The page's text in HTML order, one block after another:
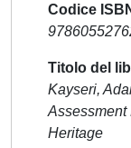
Codice
Titolo del
Kayseri,
Assessment
Heritage